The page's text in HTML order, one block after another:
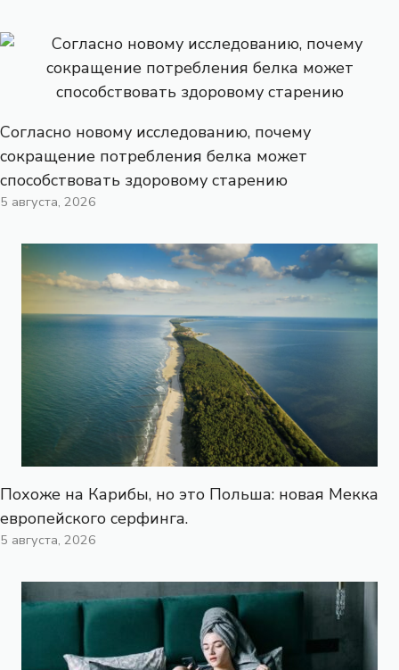
Согласно новому исследованию, почему
сокращение потребления белка может
способствовать здоровому старению
5 августа, 2026
Похоже на Карибы, но это Польша: новая Мекка
европейского серфинга.
5 августа, 2026